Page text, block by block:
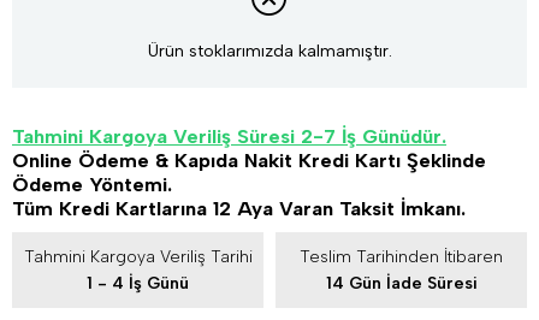
Ürün stoklarımızda kalmamıştır.
Tahmini Kargoya Veriliş Süresi 2-7 İş Günüdür.
Online Ödeme & Kapıda Nakit Kredi Kartı Şeklinde
Ödeme Yöntemi.
Tüm Kredi Kartlarına 12 Aya Varan Taksit İmkanı.
Tahmini Kargoya Veriliş Tarihi
1 - 4 İş Günü
Teslim Tarihinden İtibaren
14 Gün İade Süresi